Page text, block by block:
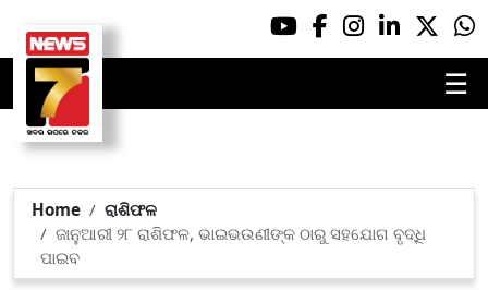
☰
Home
ରାଶିଫଳ
ଜାନୁଆରୀ ୨୮ ରାଶିଫଳ, ଭାଇଭଉଣୀଙ୍କ ଠାରୁ ସହଯୋଗ ବୃଦ୍ଧି
ପାଇବ